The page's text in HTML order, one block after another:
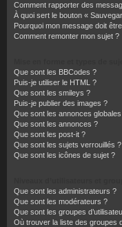
Comment rapporter des
À quoi sert le bouton «
Pourquoi mon message doit
Comment remonter mon sujet ?
Que sont les BBCodes ?
Puis-je utiliser le HTML ?
Que sont les smileys ?
Puis-je publier des images ?
Que sont les annonces
Que sont les annonces ?
Que sont les post-it ?
Que sont les sujets verrouillés ?
Que sont les icônes de sujet ?
Que sont les administrateurs ?
Que sont les modérateurs ?
Que sont les groupes
Où trouver la liste des groupes